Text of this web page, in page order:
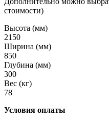
стоимости)
Высота (мм)
2150
Ширина (мм)
850
Глубина (мм)
300
Вес (кг)
78
Условия оплаты